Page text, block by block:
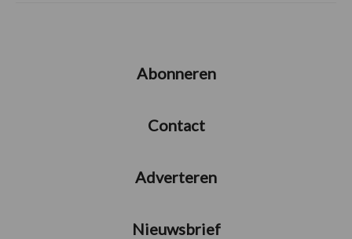
Abonneren
Contact
Adverteren
Nieuwsbrief